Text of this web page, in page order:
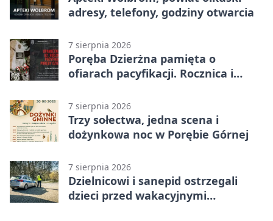
adresy, telefony, godziny otwarcia
7 sierpnia 2026
Poręba Dzierżna pamięta o
ofiarach pacyfikacji. Rocznica i
7 sierpnia 2026
Trzy sołectwa, jedna scena i
dożynkowa noc w Porębie Górnej
7 sierpnia 2026
Dzielnicowi i sanepid ostrzegali
dzieci przed wakacyjnymi